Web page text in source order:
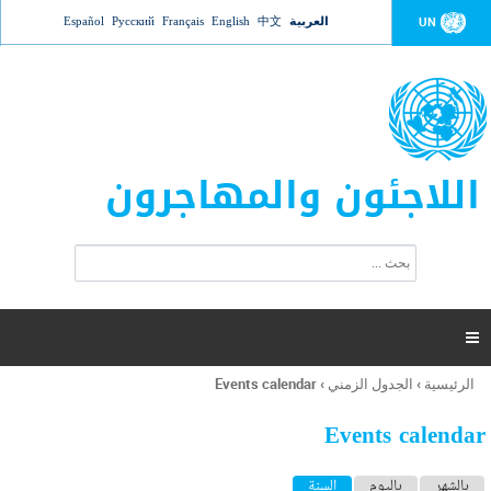
Jump to navigation UN العربية 中文
English
Français
Русский
Español
اللاجئون والمهاجرون
ت
ر
ل
ح
ب

أنت
هنا
الرئيسية › الجدول الزمني ›
Events calendar
Events calendar